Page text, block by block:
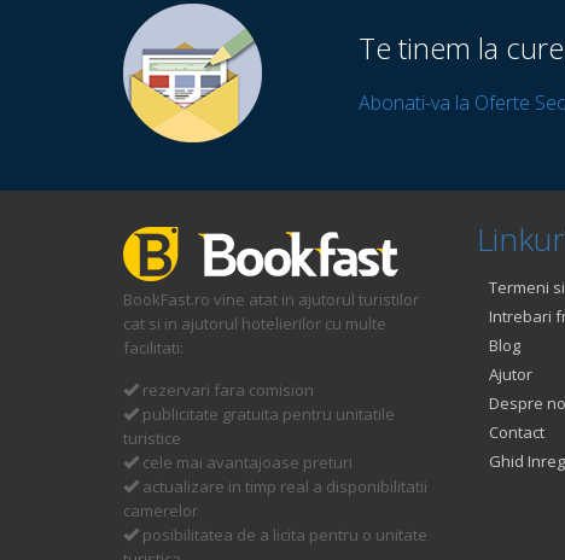
Te tinem la
Abonati-va la Oferte
BookFast.ro vine atat in ajutorul turistilor
cat si in ajutorul hotelierilor cu multe
facilitati:
rezervari fara comision
publicitate gratuita pentru unitatile
turistice
cele mai avantajoase preturi
actualizare in timp real a disponibilitatii
camerelor
posibilitatea de a licita pentru o unitate
Termeni
Intrebari
Blog
Ajutor
Despre
Contact
Ghid